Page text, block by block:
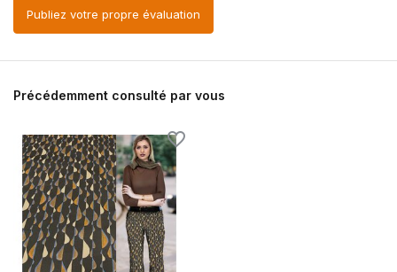
Publiez votre propre évaluation
Précédemment consulté par vous